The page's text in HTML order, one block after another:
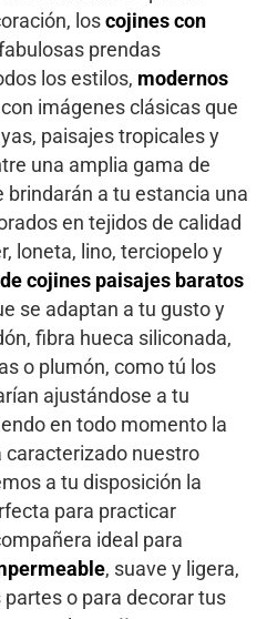
los cojines con
prendas
los estilos, modernos
imágenes clásicas que
paisajes tropicales y
una amplia gama de
a tu estancia una
en tejidos de calidad
loneta, lino, terciopelo y
cojines paisajes baratos
se adaptan a tu gusto y
fibra hueca siliconada,
o plumón, como tú los
ajustándose a tu
en todo momento la
caracterizado nuestro
a tu disposición la
para practicar
ideal para
, suave y ligera,
o para decorar tus